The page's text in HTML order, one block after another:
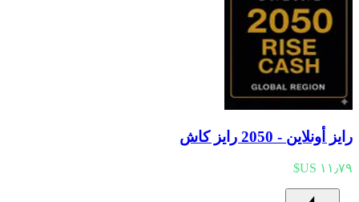
رايز أونلاين - 2050 رايز كاش